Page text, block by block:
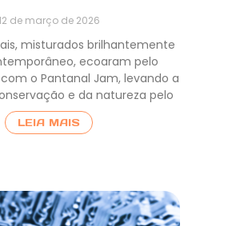
de março de 2026
misturados brilhantemente
ecoaram pelo
o Pantanal Jam, levando a
e da natureza pelo
LEIA MAIS